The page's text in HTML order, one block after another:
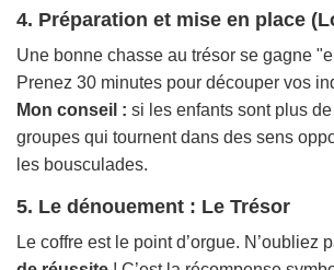
4. Préparation et mise en place
Une bonne chasse au trésor se gagne
Prenez 30 minutes pour découper vos
Mon conseil : si les enfants sont plus
groupes qui tournent dans des sens
les bousculades.
5. Le dénouement : Le Trésor
Le coffre est le point d’orgue. N’oubliez